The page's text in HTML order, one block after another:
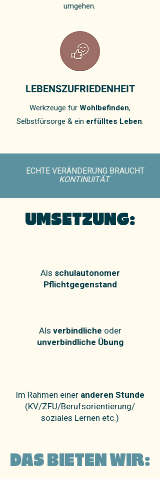
umgehen.
LEBENSZUFRIEDENHEIT
Werkzeuge fürWohlbefinden,
Selbstfürsorge & ein erfülltes Leben.
ECHTE VERÄNDERUNG BRAUCHT
KONTINUITÄT.
UMSETZUNG:
Als schulautonomer
Pflichtgegenstand
Als verbindliche oder
unverbindliche Übung
Im Rahmen einer anderen Stunde
(KV/ZFU/Berufsorientierung/
soziales Lernen etc.)
DAS BIETEN WIR: